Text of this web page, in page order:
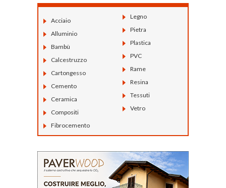
Acciaio
Alluminio
Bambù
Calcestruzzo
Cartongesso
Cemento
Ceramica
Compositi
Fibrocemento
Legno
Pietra
Plastica
PVC
Rame
Resina
Tessuti
Vetro